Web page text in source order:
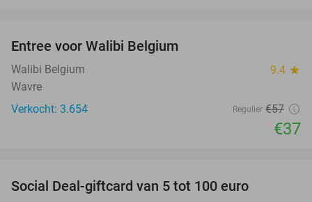
Entree voor Walibi Belgium
Walibi Belgium 9.4 star
Wavre
Verkocht: 3.654
Regulier €57
€37
Social Deal-giftcard van 5 tot 100 euro